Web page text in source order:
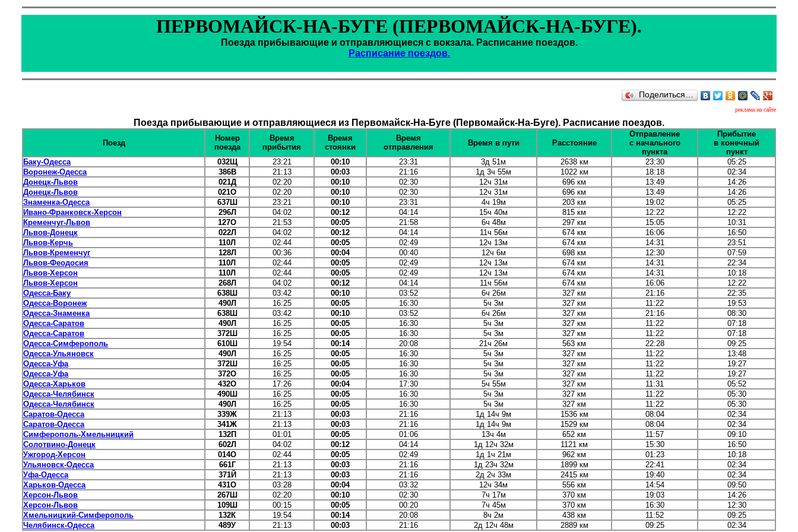
ПЕРВОМАЙСК-НА-БУГЕ (ПЕРВОМАЙСК-НА-БУГЕ).
Поезда прибывающие и отправляющиеся с вокзала. Расписание поездов.
Расписание поездов.
Поделиться…
реклама на сайте
Поезда прибывающие и отправляющиеся из Первомайск-На-Буге (Первомайск-На-Буге). Расписание поездов.
Поезд
Номер
поезда
Время
прибытия
Время
стоянки
Время
отправления
Время в пути Расстояние
Отправление
с начального
пункта
Прибытие
в конечный
пункт
Баку-Одесса
032Щ 23:21 00:10 23:31 3д 51м 2638 км 23:30
05:25
Воронеж-Одесса
386В 21:13 00:03 21:16 1д 3ч 55м 1022 км 18:18
02:34
Донецк-Львов
021Д 02:20 00:10 02:30 12ч 31м 696 км 13:49
14:26
Донецк-Львов
021О 02:20 00:10 02:30 12ч 31м 696 км 13:49
14:26
Знаменка-Одесса
637Ш 23:21 00:10 23:31 4ч 19м 203 км 19:02
05:25
Ивано-Франковск-Херсон
296Л 04:02 00:12 04:14 15ч 40м 815 км 12:22
12:22
Кременчуг-Львов
127О 21:53 00:05 21:58 6ч 48м 297 км 15:05
10:31
Львов-Донецк
022Л 04:02 00:12 04:14 11ч 56м 674 км 16:06
16:50
Львов-Керчь
110Л 02:44 00:05 02:49 12ч 13м 674 км 14:31
23:51
Львов-Кременчуг
128Л 00:36 00:04 00:40 12ч 6м 698 км 12:30
07:59
Львов-Феодосия
110Л 02:44 00:05 02:49 12ч 13м 674 км 14:31
22:34
Львов-Херсон
110Л 02:44 00:05 02:49 12ч 13м 674 км 14:31
10:18
Львов-Херсон
268Л 04:02 00:12 04:14 11ч 56м 674 км 16:06
12:22
Одесса-Баку
638Ш 03:42 00:10 03:52 6ч 26м 327 км 21:16
22:35
Одесса-Воронеж
490Л 16:25 00:05 16:30 5ч 3м 327 км 11:22
19:53
Одесса-Знаменка
638Ш 03:42 00:10 03:52 6ч 26м 327 км 21:16
08:30
Одесса-Саратов
490Л 16:25 00:05 16:30 5ч 3м 327 км 11:22
07:18
Одесса-Саратов
372Ш 16:25 00:05 16:30 5ч 3м 327 км 11:22
07:18
Одесса-Симферополь
610Ш 19:54 00:14 20:08 21ч 26м 563 км 22:28
09:25
Одесса-Ульяновск
490Л 16:25 00:05 16:30 5ч 3м 327 км 11:22
13:48
Одесса-Уфа
372Ш 16:25 00:05 16:30 5ч 3м 327 км 11:22
19:27
Одесса-Уфа
372О 16:25 00:05 16:30 5ч 3м 327 км 11:22
19:27
Одесса-Харьков
432О 17:26 00:04 17:30 5ч 55м 327 км 11:31
05:52
Одесса-Челябинск
490Ш 16:25 00:05 16:30 5ч 3м 327 км 11:22
05:30
Одесса-Челябинск
490Л 16:25 00:05 16:30 5ч 3м 327 км 11:22
05:30
Саратов-Одесса
339Ж 21:13 00:03 21:16 1д 14ч 9м 1536 км 08:04
02:34
Саратов-Одесса
341Ж 21:13 00:03 21:16 1д 14ч 9м 1529 км 08:04
02:34
Симферополь-Хмельницкий
132П 01:01 00:05 01:06 13ч 4м 652 км 11:57
09:10
Солотвино-Донецк
602Л 04:02 00:12 04:14 1д 12ч 32м 1121 км 15:30
16:50
Ужгород-Херсон
014О 02:44 00:05 02:49 1д 1ч 21м 962 км 01:23
10:18
Ульяновск-Одесса
661Г 21:13 00:03 21:16 1д 23ч 32м 1899 км 22:41
02:34
Уфа-Одесса
371Й 21:13 00:03 21:16 2д 2ч 33м 2415 км 19:40
02:34
Харьков-Одесса
431О 03:28 00:04 03:32 12ч 34м 556 км 14:54
09:50
Херсон-Львов
267Ш 02:20 00:10 02:30 7ч 17м 370 км 19:03
14:26
Херсон-Львов
109Ш 00:15 00:05 00:20 7ч 45м 370 км 16:30
12:30
Хмельницкий-Симферополь
132К 19:54 00:14 20:08 8ч 2м 438 км 11:52
09:25
Челябинск-Одесса
489У 21:13 00:03 21:16 2д 12ч 48м 2889 км 09:25 02:34